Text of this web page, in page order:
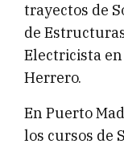
trayectos de
de
Electricista
Herrero.
En Puerto
los cursos de